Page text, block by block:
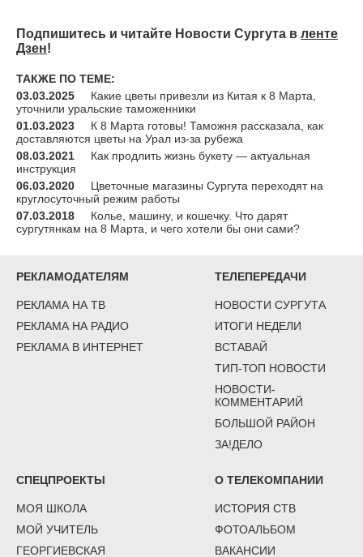
Подпишитесь и читайте Новости Сургута в ленте
Дзен!
ТАКЖЕ ПО ТЕМЕ:
03.03.2025
Какие цветы привезли из Китая к 8 Марта,
уточнили уральские таможенники
01.03.2023
К 8 Марта готовы! Таможня рассказала, как
доставляются цветы на Урал из-за рубежа
08.03.2021
Как продлить жизнь букету — актуальная
инструкция
06.03.2020
Цветочные магазины Сургута переходят на
круглосуточный режим работы
07.03.2018
Колье, машину, и кошечку. Что дарят
сургутянкам на 8 Марта, и чего хотели бы они сами?
РЕКЛАМОДАТЕЛЯМ
РЕКЛАМА НА ТВ
РЕКЛАМА НА РАДИО
РЕКЛАМА В ИНТЕРНЕТ
ТЕЛЕПЕРЕДАЧИ
НОВОСТИ СУРГУТА
ИТОГИ НЕДЕЛИ
ВСТАВАЙ
ТИП-ТОП НОВОСТИ
НОВОСТИ-
КОММЕНТАРИЙ
БОЛЬШОЙ РАЙОН
ЗА!ДЕЛО
СПЕЦПРОЕКТЫ
МОЯ ШКОЛА
МОЙ УЧИТЕЛЬ
ГЕОРГИЕВСКАЯ
О ТЕЛЕКОМПАНИИ
ИСТОРИЯ СТВ
ФОТОАЛЬБОМ
ВАКАНСИИ